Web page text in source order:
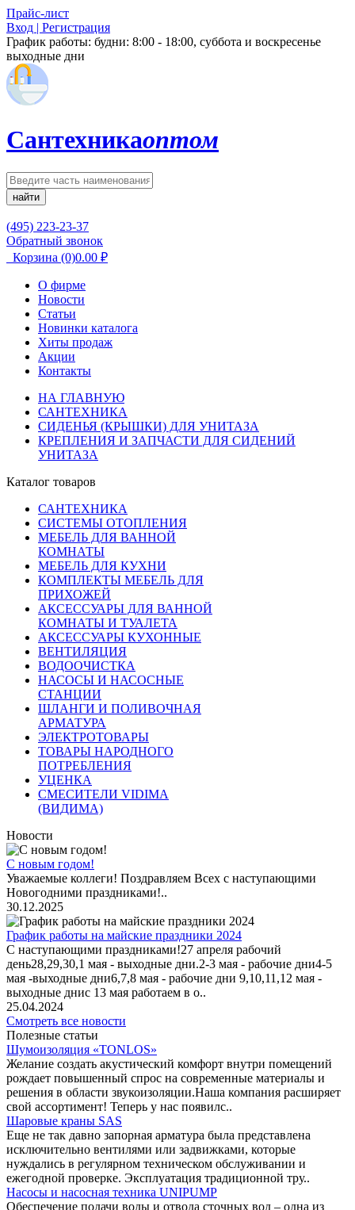
Прайс-лист
Вход | Регистрация
График работы: будни: 8:00 - 18:00, суббота и воскресенье
выходные дни
Сантехникаоптом
найти
(495) 223-23-37
Обратный звонок
Корзина (0)0.00 ₽
О фирме
Новости
Статьи
Новинки каталога
Хиты продаж
Акции
Контакты
НА ГЛАВНУЮ
САНТЕХНИКА
СИДЕНЬЯ (КРЫШКИ) ДЛЯ УНИТАЗА
КРЕПЛЕНИЯ И ЗАПЧАСТИ ДЛЯ СИДЕНИЙ
УНИТАЗА
Каталог товаров
САНТЕХНИКА
СИСТЕМЫ ОТОПЛЕНИЯ
МЕБЕЛЬ ДЛЯ ВАННОЙ
КОМНАТЫ
МЕБЕЛЬ ДЛЯ КУХНИ
КОМПЛЕКТЫ МЕБЕЛЬ ДЛЯ
ПРИХОЖЕЙ
АКСЕССУАРЫ ДЛЯ ВАННОЙ
КОМНАТЫ И ТУАЛЕТА
АКСЕССУАРЫ КУХОННЫЕ
ВЕНТИЛЯЦИЯ
ВОДООЧИСТКА
НАСОСЫ И НАСОСНЫЕ
СТАНЦИИ
ШЛАНГИ И ПОЛИВОЧНАЯ
АРМАТУРА
ЭЛЕКТРОТОВАРЫ
ТОВАРЫ НАРОДНОГО
ПОТРЕБЛЕНИЯ
УЦЕНКА
СМЕСИТЕЛИ VIDIMA
(ВИДИМА)
Новости
С новым годом!
Уважаемые коллеги! Поздравляем Всех с наступающими
Новогодними праздниками!..
30.12.2025
График работы на майские праздники 2024
С наступающими праздниками!27 апреля рабочий
день28,29,30,1 мая - выходные дни.2-3 мая - рабочие дни4-5
мая -выходные дни6,7,8 мая - рабочие дни 9,10,11,12 мая -
выходные днис 13 мая работаем в о..
25.04.2024
Смотреть все новости
Полезные статьи
Шумоизоляция «TONLOS»
Желание создать акустический комфорт внутри помещений
рождает повышенный спрос на современные материалы и
решения в области звукоизоляции.Наша компания расширяет
свой ассортимент! Теперь у нас появилс..
Шаровые краны SAS
Еще не так давно запорная арматура была представлена
исключительно вентилями или задвижками, которые
нуждались в регулярном техническом обслуживании и
ежегодной проверке. Эксплуатация традиционной тру..
Насосы и насосная техника UNIPUMP
Обеспечение подачи воды и отвода сточных вод – одна из